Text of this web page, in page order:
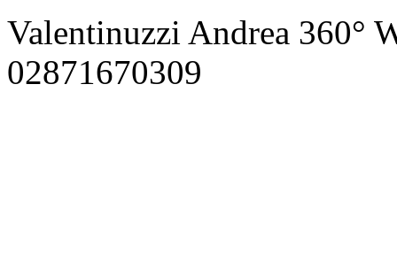
Valentinuzzi Andrea 360°
02871670309